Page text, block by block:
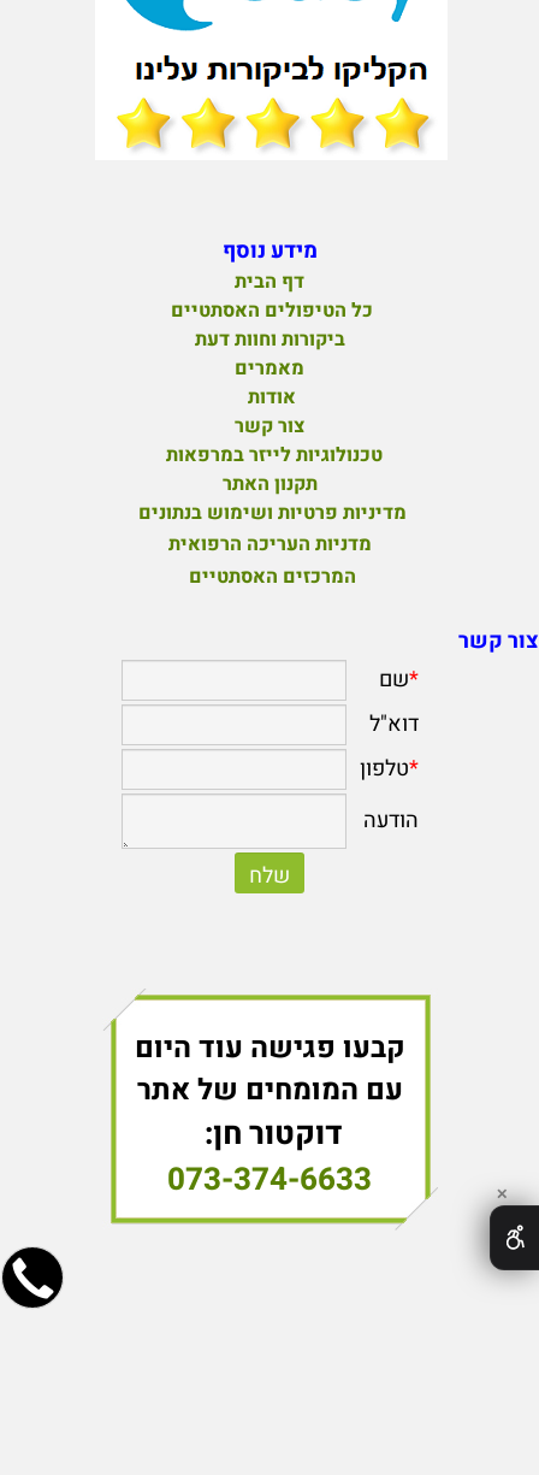
מידע נוסף
דף הבית
כל הטיפולים האסתטיים
ביקורות וחוות דעת
מאמרים
אודות
צור קשר
טכנולוגיות לייזר במרפאות
תקנון האתר
מדיניות פרטיות ושימוש בנתונים
מדניות העריכה הרפואית
המרכזים האסתטיים
צור קשר
קבעו פגישה עוד היום
עם המומחים של אתר
דוקטור חן:
073-374-6633
✕